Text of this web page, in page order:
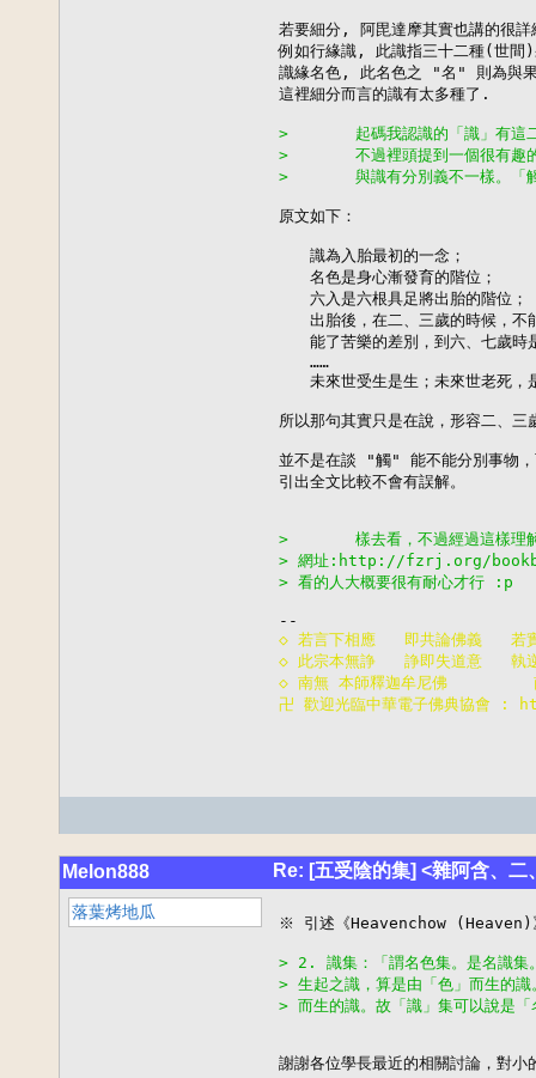
若要細分, 阿毘達摩其實也講的很
例如行緣識, 此識指三十二種(世間
識緣名色, 此名色之 "名" 則為與
這裡細分而言的識有太多種了.
>       起碼我認識的「識」有這
>       不過裡頭提到一個很有趣的
>       與識有分別義不一樣。「觸
原文如下：
識為入胎最初的一念；
名色是身心漸發育的階位；
六入是六根具足將出胎的階位；
出胎後，在二、三歲的時候，不
能了苦樂的差別，到六、七歲時
……
未來世受生是生；未來世老死，
所以那句其實只是在說，形容二、
並不是在談 "觸" 能不能分別事物，
引出全文比較不會有誤解。
>       樣去看，不過經過這樣理
> 網址:http://fzrj.org/
> 看的人大概要很有耐心才行 :p
◇ 若言下相應   即共論佛義   若
◇ 此宗本無諍   諍即失道意   執
◇ 南無 本師釋迦牟尼佛
卍 歡迎光臨中華電子佛典協
Melon888 Re: [五受陰的集] <雜阿含、二
落葉烤地瓜
※ 引述《Heavenchow (Heaven)
> 2. 識集：「謂名色集。是名識集
> 生起之識，算是由「色」而生的
> 而生的識。故「識」集可以說是「
謝謝各位學長最近的相關討論，對小